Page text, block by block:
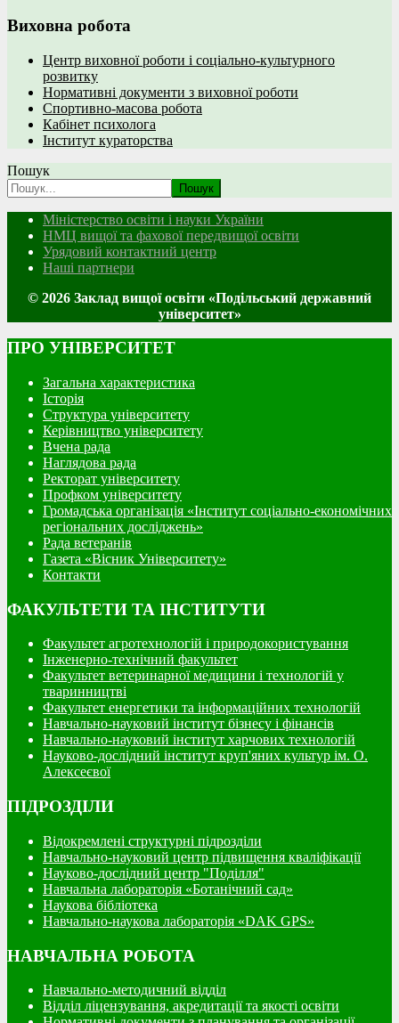
Виховна робота
Центр виховної роботи і соціально-культурного
розвитку
Нормативні документи з виховної роботи
Спортивно-масова робота
Кабінет психолога
Інститут кураторства
Пошук
Пошук
Міністерство освіти і науки України
НМЦ вищої та фахової передвищої освіти
Урядовий контактний центр
Наші партнери
© 2026 Заклад вищої освіти «Подільський державний
університет»
ПРО УНІВЕРСИТЕТ
Загальна характеристика
Історія
Структура університету
Керівництво університету
Вчена рада
Наглядова рада
Ректорат університету
Профком університету
Громадська організація «Інститут соціально-економічних
регіональних досліджень»
Рада ветеранів
Газета «Вісник Університету»
Контакти
ФАКУЛЬТЕТИ ТА ІНСТИТУТИ
Факультет агротехнологій і природокористування
Інженерно-технічний факультет
Факультет ветеринарної медицини і технологій у
тваринництві
Факультет енергетики та інформаційних технологій
Навчально-науковий інститут бізнесу і фінансів
Навчально-науковий інститут харчових технологій
Науково-дослідний інститут круп'яних культур ім. О.
Алексеєвої
ПІДРОЗДІЛИ
Відокремлені структурні підрозділи
Навчально-науковий центр підвищення кваліфікації
Науково-дослідний центр "Поділля"
Навчальна лабораторія «Ботанічний сад»
Наукова бібліотека
Навчально-наукова лабораторія «DAK GPS»
НАВЧАЛЬНА РОБОТА
Навчально-методичний відділ
Відділ ліцензування, акредитації та якості освіти